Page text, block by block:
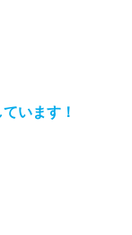
います！